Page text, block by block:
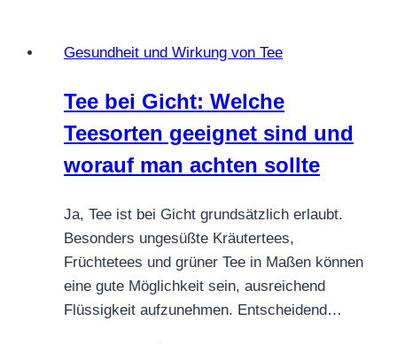
–
&
Tipps
Gesundheit und Wirkung von Tee
Tee bei Gicht: Welche
Teesorten geeignet sind und
worauf man achten sollte
Ja, Tee ist bei Gicht grundsätzlich erlaubt.
Besonders ungesüßte Kräutertees,
Früchtetees und grüner Tee in Maßen können
eine gute Möglichkeit sein, ausreichend
Flüssigkeit aufzunehmen. Entscheidend…